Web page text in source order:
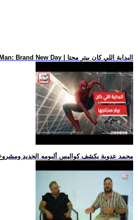
.. فيلم Spider-Man: Brand New Day | البداية اللي كان بيتر محتا
.. محمد عدوية يكشف كواليس ألبومه الجديد